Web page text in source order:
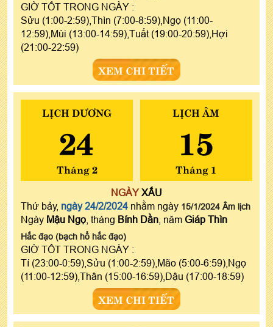
GIỜ TỐT TRONG NGÀY :
Sửu (1:00-2:59),Thìn (7:00-8:59),Ngọ (11:00-
12:59),Mùi (13:00-14:59),Tuất (19:00-20:59),Hợi
(21:00-22:59)
XEM CHI TIẾT
LỊCH DƯƠNG
24
Tháng 2
LỊCH ÂM
15
Tháng 1
NGÀYXẤU
Thứ bảy, ngày 24/2/2024 nhằm ngày 15/1/2024 Âm lịch
Ngày Mậu Ngọ , tháng Bính Dần , năm Giáp Thìn
Hắc đạo (bạch hổ hắc đạo)
GIỜ TỐT TRONG NGÀY :
Tí (23:00-0:59),Sửu (1:00-2:59),Mão (5:00-6:59),Ngọ
(11:00-12:59),Thân (15:00-16:59),Dậu (17:00-18:59)
XEM CHI TIẾT